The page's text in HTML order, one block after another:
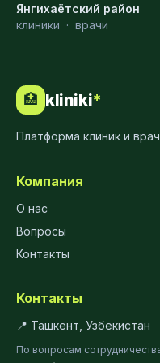
Янгихаётский район
клиники · врачи
🏥 kliniki*
Платформа клиник и
Компания
О нас
Вопросы
Контакты
Контакты
📍 Ташкент, Узбекистан
По вопросам